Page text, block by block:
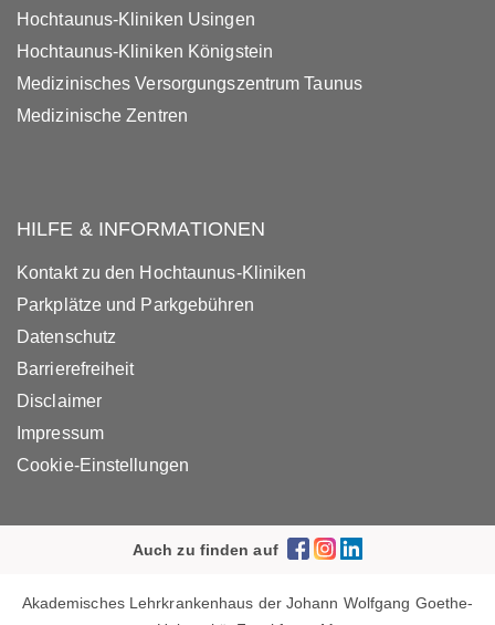
Hochtaunus-Kliniken Usingen
Hochtaunus-Kliniken Königstein
Medizinisches Versorgungszentrum Taunus
Medizinische Zentren
HILFE & INFORMATIONEN
Kontakt zu den Hochtaunus-Kliniken
Parkplätze und Parkgebühren
Datenschutz
Barrierefreiheit
Disclaimer
Impressum
Cookie-Einstellungen
Auch zu finden auf
Akademisches Lehrkrankenhaus der Johann Wolfgang Goethe-